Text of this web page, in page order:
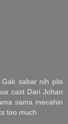
sabar nih plis
cast Dari Johan
sama mecahin
too much